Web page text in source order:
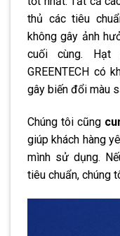
thủ các tiêu
không gây ảnh
cuối cùng.
GREENTECH có
gây biến đổi màu
Chúng tôi cũng
giúp khách hàng
mình sử dụng.
tiêu chuẩn, chúng